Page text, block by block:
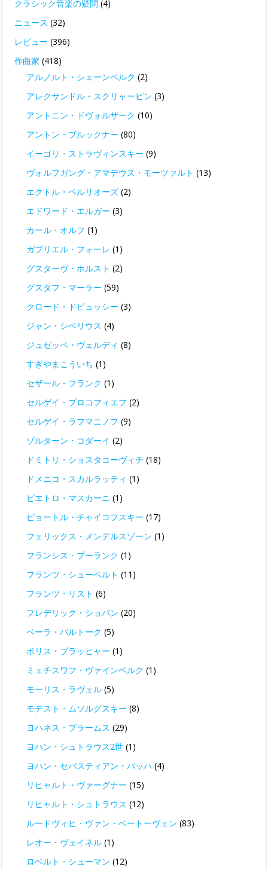
クラシック音楽の疑問 (4)
ニュース (32)
レビュー (396)
作曲家 (418)
アルノルト・シェーンベルク (2)
アレクサンドル・スクリャービン (3)
アントニン・ドヴォルザーク (10)
アントン・ブルックナー (80)
イーゴリ・ストラヴィンスキー (9)
ヴォルフガング・アマデウス・モーツァルト (13)
エクトル・ベルリオーズ (2)
エドワード・エルガー (3)
カール・オルフ (1)
ガブリエル・フォーレ (1)
グスターヴ・ホルスト (2)
グスタフ・マーラー (59)
クロード・ドビュッシー (3)
ジャン・シベリウス (4)
ジュゼッペ・ヴェルディ (8)
すぎやまこういち (1)
セザール・フランク (1)
セルゲイ・プロコフィエフ (2)
セルゲイ・ラフマニノフ (9)
ゾルターン・コダーイ (2)
ドミトリ・ショスタコーヴィチ (18)
ドメニコ・スカルラッティ (1)
ピエトロ・マスカーニ (1)
ピョートル・チャイコフスキー (17)
フェリックス・メンデルスゾーン (1)
フランシス・プーランク (1)
フランツ・シューベルト (11)
フランツ・リスト (6)
フレデリック・ショパン (20)
ベーラ・バルトーク (5)
ボリス・ブラッヒャー (1)
ミェチスワフ・ヴァインベルク (1)
モーリス・ラヴェル (5)
モデスト・ムソルグスキー (8)
ヨハネス・ブラームス (29)
ヨハン・シュトラウス2世 (1)
ヨハン・セバスティアン・バッハ (4)
リヒャルト・ヴァーグナー (15)
リヒャルト・シュトラウス (12)
ルードヴィヒ・ヴァン・ベートーヴェン (83)
レオー・ヴェイネル (1)
ロベルト・シューマン (12)